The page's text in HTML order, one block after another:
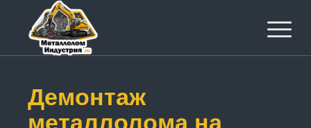
Демонтаж
металлолома на